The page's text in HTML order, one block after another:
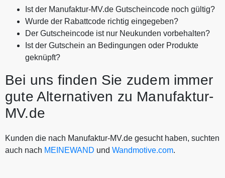
Ist der Manufaktur-MV.de Gutscheincode noch gültig?
Wurde der Rabattcode richtig eingegeben?
Der Gutscheincode ist nur Neukunden vorbehalten?
Ist der Gutschein an Bedingungen oder Produkte
geknüpft?
Bei uns finden Sie zudem immer
gute Alternativen zu Manufaktur-
MV.de
Kunden die nach Manufaktur-MV.de gesucht haben, suchten
auch nach MEINEWAND und Wandmotive.com.